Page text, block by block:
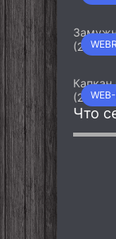
(2026)
(2026)
Что